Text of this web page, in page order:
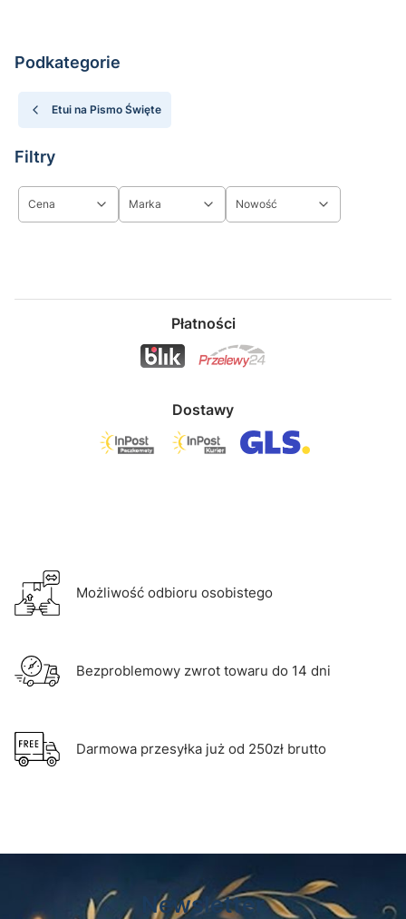
Podkategorie
Etui na Pismo Święte
Filtry
Cena Marka Nowość
Płatności
Dostawy
Możliwość odbioru osobistego
Bezproblemowy zwrot towaru do 14 dni
Darmowa przesyłka już od 250zł brutto
Newsletter